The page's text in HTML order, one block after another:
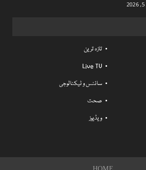
تازہ ترین
Live TV
سائنس و ٹیکنالوجی
صحت
ویڈیوز